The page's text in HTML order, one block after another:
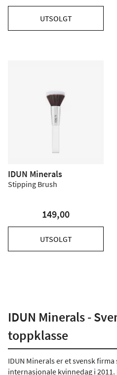
UTSOLGT
IDUN Minerals
Stipping Brush
149,00
UTSOLGT
IDUN Minerals -
toppklasse
IDUN Minerals er et svensk
internasjonale kvinnedag i